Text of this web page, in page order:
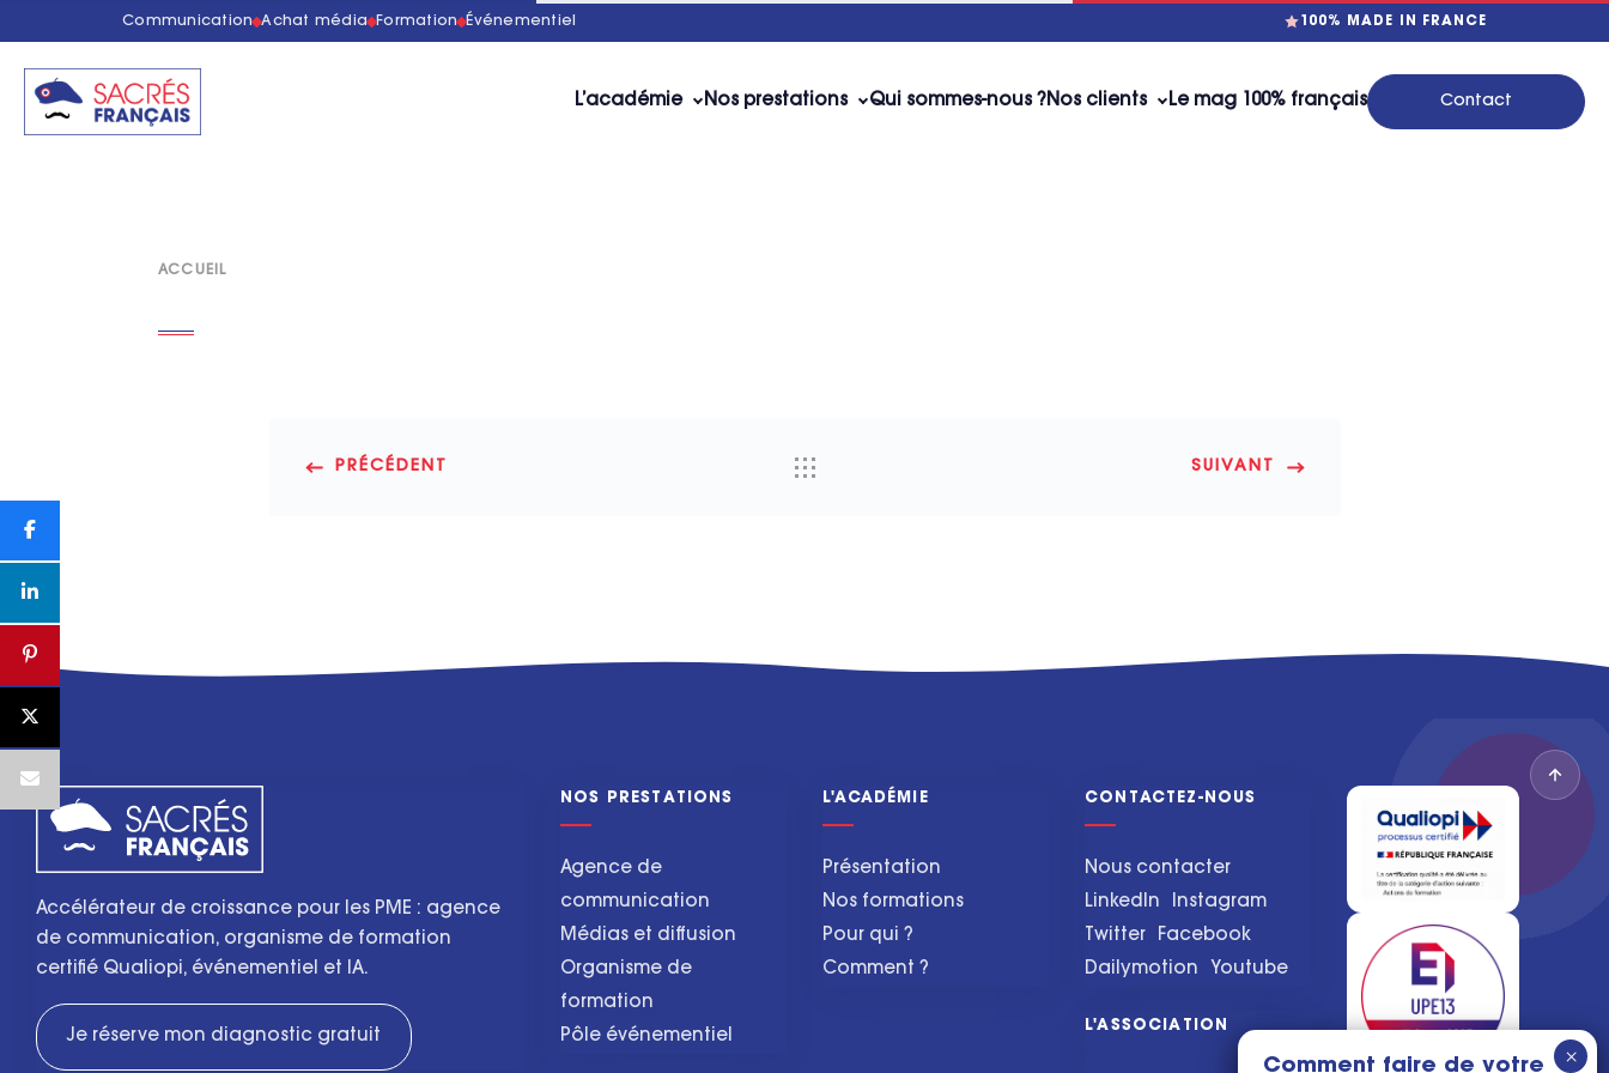
Communication Achat média Formation Événementiel 100% MADE IN FRANCE
L’académie Nos prestations Qui sommes-nous ?Nos clients Le mag 100% français Contact
ACCUEIL
PRÉCÉDENT SUIVANT
Accélérateur de croissance pour les PME : agence
de communication, organisme de formation
certifié Qualiopi, événementiel et IA.
Je réserve mon diagnostic gratuit
NOS PRESTATIONS
Agence de
communication
Médias et diffusion
Organisme de
formation
Pôle événementiel
L'ACADÉMIE
Présentation
Nos formations
Pour qui ?
Comment ?
CONTACTEZ-NOUS
Nous contacter
LinkedIn
Instagram
Twitter
Facebook
Dailymotion
Youtube
L'ASSOCIATION
Comment faire de votre